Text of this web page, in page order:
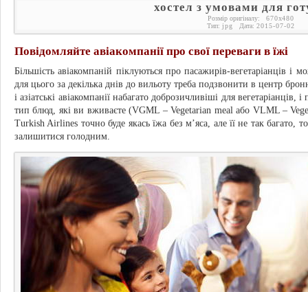
хостел з умовами для
Розмір оригіналу: 670x480
Тип: jpg Дата: 2015-07-02
Повідомляйте авіакомпанії про свої переваги в їжі
Більшість авіакомпаній піклуються про пасажирів-вегетаріанців і
для цього за декілька днів до вильоту треба подзвонити в центр
і азіатські авіакомпанії набагато доброзичливіші для вегетаріанців,
тип блюд, які ви вживаєте (VGML – Vegetarian meal або VLML –
Turkish Airlines точно буде якась їжа без м’яса, але її не так багато,
залишитися голодним.